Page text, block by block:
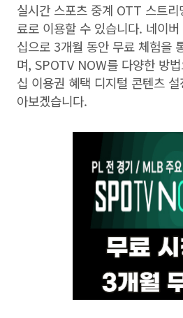
실시간 스포츠 중계 OTT 스트
료로 이용할 수 있습니다. 네이
십으로 3개월 동안 무료 체험을
며, SPOTV NOW를 다양한 방
십 이용권 혜택 디지털 콘텐츠
아보겠습니다.